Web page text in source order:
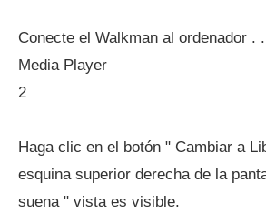
Conecte el Walkman al ordenador .
Media Player
2
Haga clic en el botón " Cambiar a
esquina superior derecha de la
suena " vista es visible.